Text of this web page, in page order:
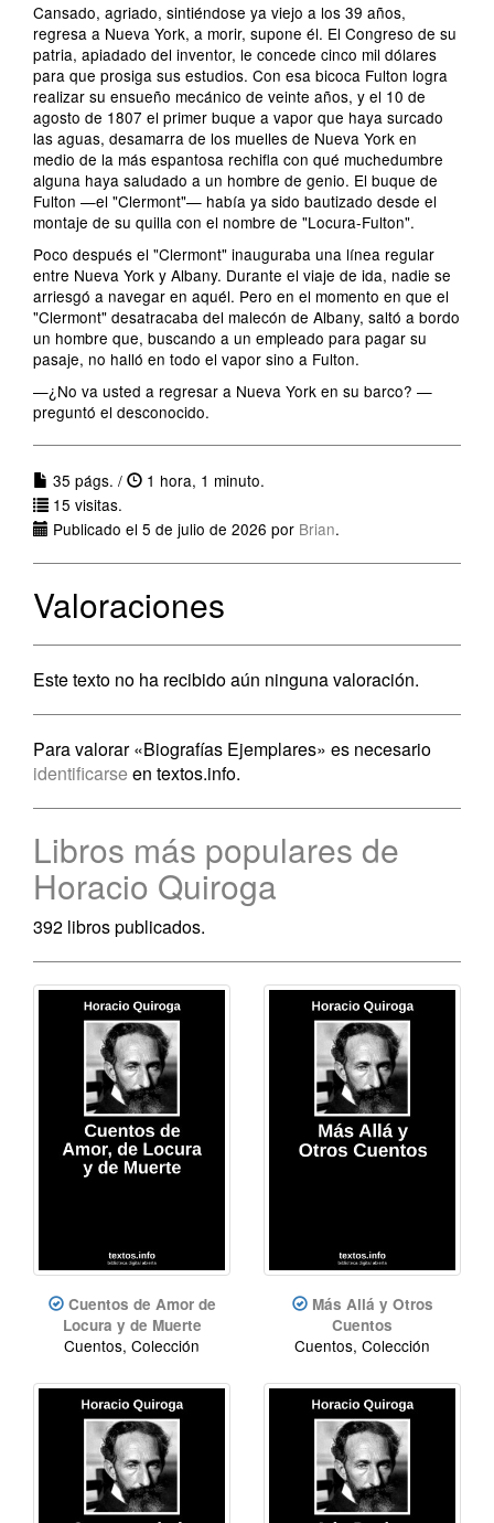
Cansado, agriado, sintiéndose ya viejo a los 39 años,
regresa a Nueva York, a morir, supone él. El Congreso de su
patria, apiadado del inventor, le concede cinco mil dólares
para que prosiga sus estudios. Con esa bicoca Fulton logra
realizar su ensueño mecánico de veinte años, y el 10 de
agosto de 1807 el primer buque a vapor que haya surcado
las aguas, desamarra de los muelles de Nueva York en
medio de la más espantosa rechifla con qué muchedumbre
alguna haya saludado a un hombre de genio. El buque de
Fulton —el "Clermont"— había ya sido bautizado desde el
montaje de su quilla con el nombre de "Locura-Fulton".
Poco después el "Clermont" inauguraba una línea regular
entre Nueva York y Albany. Durante el viaje de ida, nadie se
arriesgó a navegar en aquél. Pero en el momento en que el
"Clermont" desatracaba del malecón de Albany, saltó a bordo
un hombre que, buscando a un empleado para pagar su
pasaje, no halló en todo el vapor sino a Fulton.
—¿No va usted a regresar a Nueva York en su barco? —
preguntó el desconocido.
35 págs. /
1 hora, 1 minuto.
15 visitas.
Publicado el 5 de julio de 2026 por Brian.
Valoraciones
Este texto no ha recibido aún ninguna valoración.
Para valorar «Biografías Ejemplares» es necesario
identificarse en textos.info.
Libros más populares de
Horacio Quiroga
392 libros publicados.
Cuentos de Amor de
Locura y de Muerte
Cuentos, Colección
Más Allá y Otros
Cuentos
Cuentos, Colección